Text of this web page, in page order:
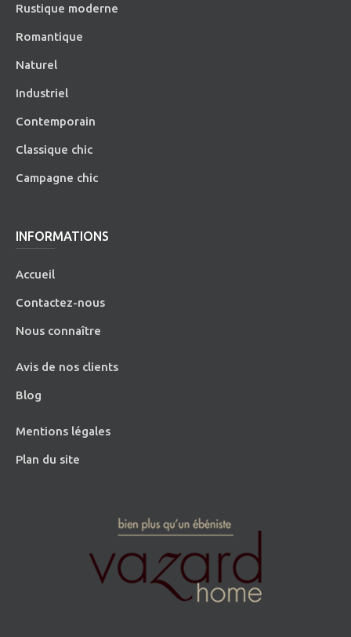
Rustique moderne
Romantique
Naturel
Industriel
Contemporain
Classique chic
Campagne chic
INFORMATIONS
Accueil
Contactez-nous
Nous connaître
Avis de nos clients
Blog
Mentions légales
Plan du site